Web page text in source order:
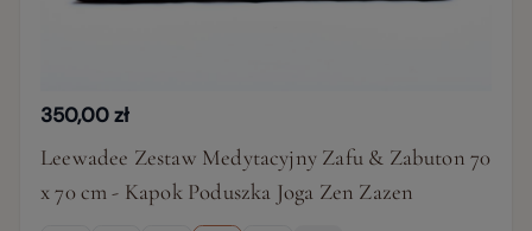
350,00 zł
Leewadee Zestaw Medytacyjny Zafu & Zabuton 70
x 70 cm - Kapok Poduszka Joga Zen Zazen